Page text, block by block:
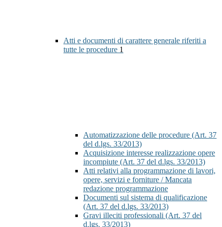
Atti e documenti di carattere generale riferiti a
tutte le procedure 1
Automatizzazione delle procedure (Art. 37
del d.lgs. 33/2013)
Acquisizione interesse realizzazione opere
incompiute (Art. 37 del d.lgs. 33/2013)
Atti relativi alla programmazione di lavori,
opere, servizi e forniture / Mancata
redazione programmazione
Documenti sul sistema di qualificazione
(Art. 37 del d.lgs. 33/2013)
Gravi illeciti professionali (Art. 37 del
d.lgs. 33/2013)